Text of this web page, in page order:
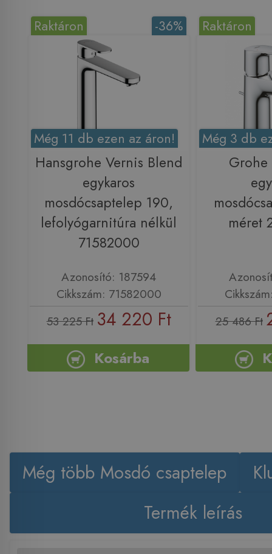
-36%
Raktáron
Még 11 db ezen az áron!
Hansgrohe Vernis Blend
egykaros
mosdócsaptelep 190,
lefolyógarnitúra nélkül
71582000
Azonosító: 187594
Cikkszám: 71582000
53 225 Ft 34 220 Ft
Kosárba
Raktáron
Még 3 db
Grohe
méret
25 486 Ft
Még több Mosdó csaptelep
Termék leírás